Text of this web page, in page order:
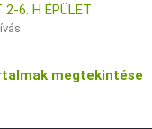
2-6. H ÉPÜLET
megtekintése